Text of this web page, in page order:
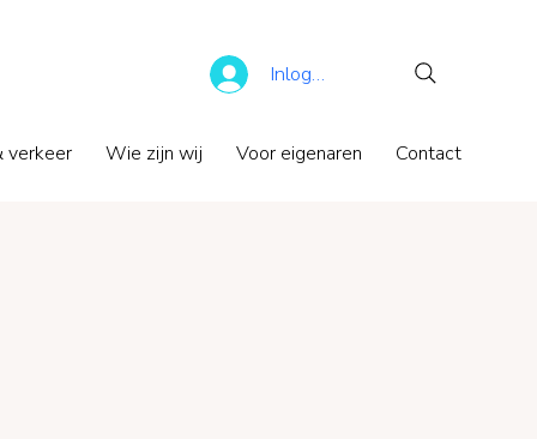
verkeer Wie zijn wij Voor eigenaren Contact
Inloggen